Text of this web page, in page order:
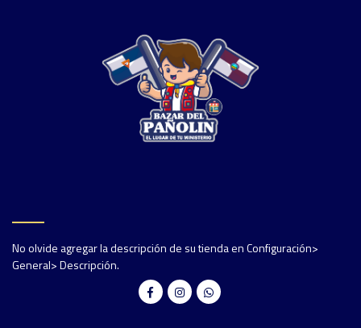
No olvide agregar la descripción de su tienda en Configuración>
General> Descripción.